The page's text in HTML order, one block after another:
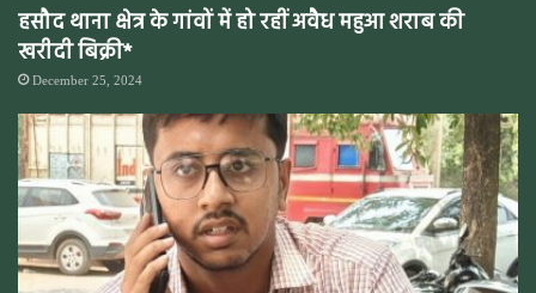
हसौद थाना क्षेत्र के गांवों में हो रहीं अवैध महुआ शराब की
खरीदी बिक्री*
December 25, 2024